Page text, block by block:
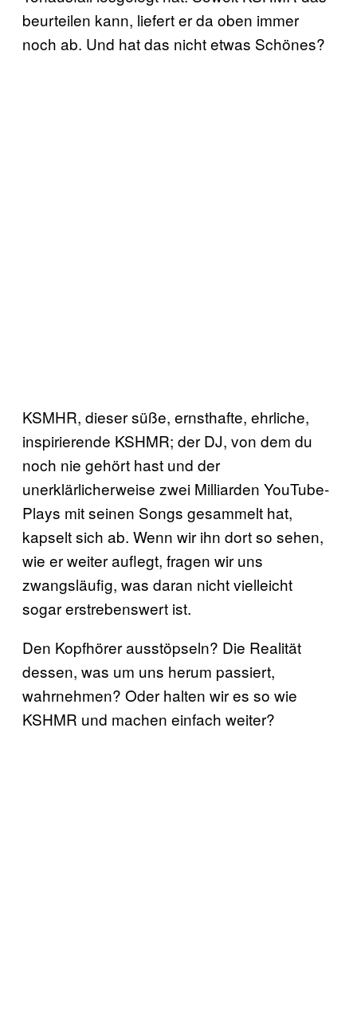
beurteilen kann, liefert er da oben immer
noch ab. Und hat das nicht etwas Schönes?
KSMHR, dieser süße, ernsthafte, ehrliche,
inspirierende KSHMR; der DJ, von dem du
noch nie gehört hast und der
unerklärlicherweise zwei Milliarden YouTube-
Plays mit seinen Songs gesammelt hat,
kapselt sich ab. Wenn wir ihn dort so sehen,
wie er weiter auflegt, fragen wir uns
zwangsläufig, was daran nicht vielleicht
sogar erstrebenswert ist.
Den Kopfhörer ausstöpseln? Die Realität
dessen, was um uns herum passiert,
wahrnehmen? Oder halten wir es so wie
KSHMR und machen einfach weiter?